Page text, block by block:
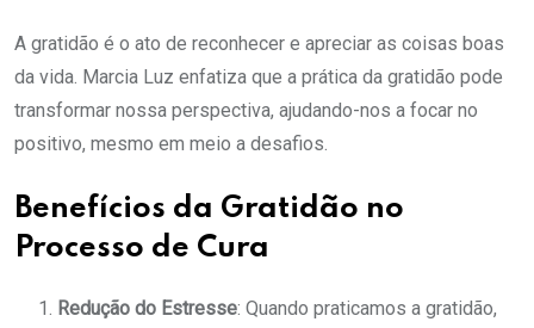
A gratidão é o ato de reconhecer e apreciar as coisas boas
da vida. Marcia Luz enfatiza que a prática da gratidão pode
transformar nossa perspectiva, ajudando-nos a focar no
positivo, mesmo em meio a desafios.
Benefícios da Gratidão no
Processo de Cura
Redução do Estresse: Quando praticamos a gratidão,